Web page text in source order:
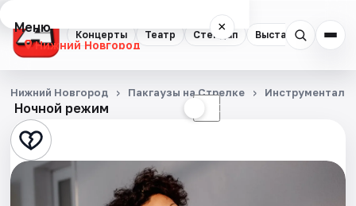
Концерты Театр Стендап Выставки
Меню ×
Нижний Новгород
Концерты
Театр
Стендап
Ночной режим ☾
Нижний Новгород Пакгаузы на Стрелке